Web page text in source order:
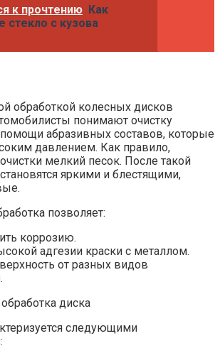
к прочтению Как
стекло с кузова
обработкой колесных дисков
понимают очистку
абразивных составов, которые
давлением. Как правило,
мелкий песок. После такой
яркими и блестящими,
позволяет:
коррозию.
адгезии краски с металлом.
от разных видов
следующими